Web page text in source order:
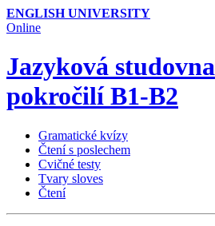
ENGLISH UNIVERSITY
Online
Jazyková studovna
pokročilí B1-B2
Gramatické kvízy
Čtení s poslechem
Cvičné testy
Tvary sloves
Čtení